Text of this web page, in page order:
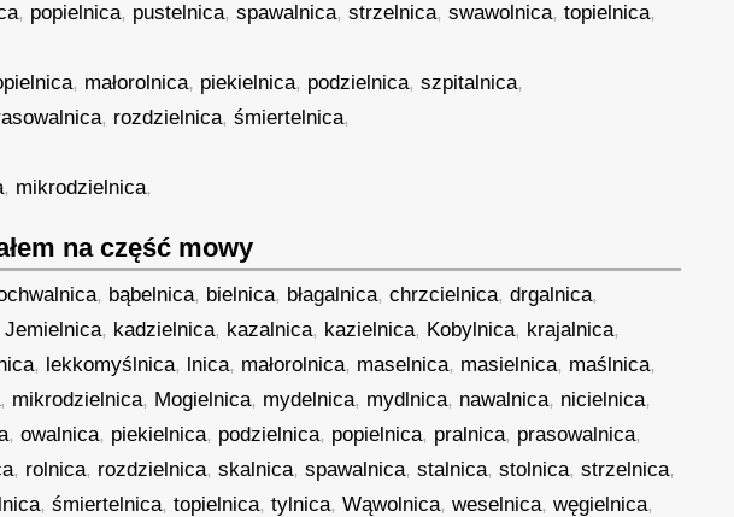
, popielnica, pustelnica,spawalnica,strzelnica,swawolnica,topielnica,
, małorolnica, piekielnica, podzielnica,szpitalnica,
, rozdzielnica,śmiertelnica,
, mikrodzielnica,
na część mowy
, bąbelnica, bielnica, błagalnica,chrzcielnica,drgalnica,
Jemielnica, kadzielnica, kazalnica, kazielnica, Kobylnica, krajalnica,
, lekkomyślnica, lnica, małorolnica, maselnica, masielnica, maślnica,
, mikrodzielnica, Mogielnica, mydelnica, mydlnica, nawalnica, nicielnica,
,owalnica, piekielnica, podzielnica, popielnica, pralnica, prasowalnica,
, rolnica, rozdzielnica,skalnica,spawalnica,stalnica,stolnica,strzelnica,
,śmiertelnica,topielnica,tylnica,Wąwolnica,weselnica,węgielnica,